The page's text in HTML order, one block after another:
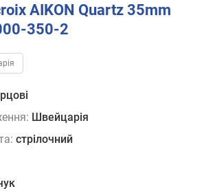
AIKON Quartz 35mm
350-2
Швейцарія
стрілочний